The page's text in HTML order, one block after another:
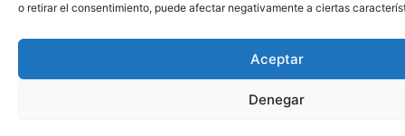
o retirar el consentimiento, puede afectar negativamente a ciertas
Aceptar
Denegar